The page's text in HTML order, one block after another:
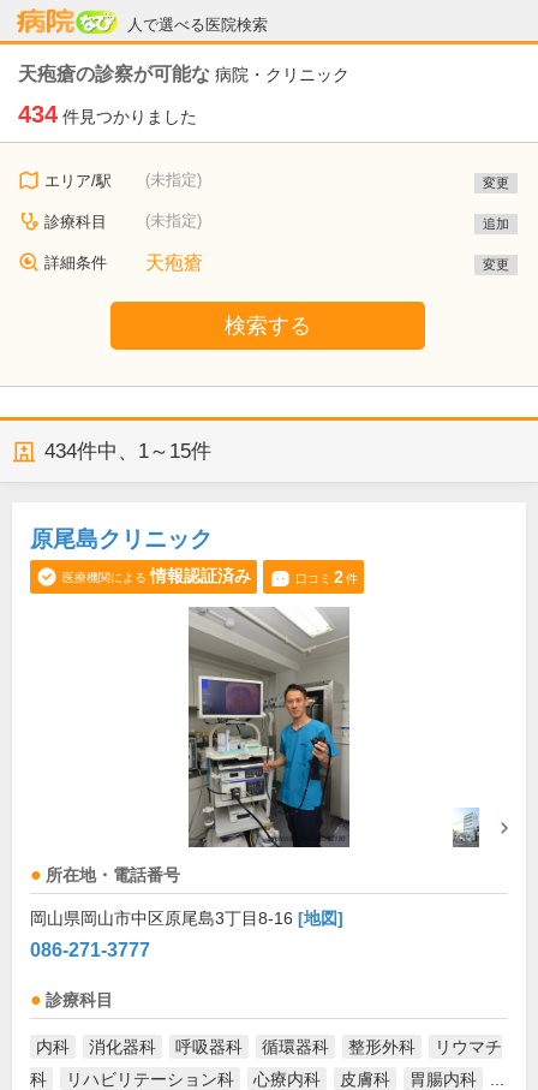
人で選べる医院検索
病院なび
天疱瘡の診察が可能な 病院・クリニック
434 件見つかりました
エリア/駅 (未指定) 変更
診療科目 (未指定) 追加
詳細条件 天疱瘡 変更
検索する
434件中、 1～15件
原尾島クリニック
医療機関による 情報認証済み 口コミ 2件
所在地・電話番号
岡山県岡山市中区原尾島3丁目8-16 [地図]
086-271-3777
診療科目
内科 消化器科 呼吸器科 循環器科 整形外科
リウマチ
科
リハビリテーション科 心療内科 皮膚科 胃腸内科